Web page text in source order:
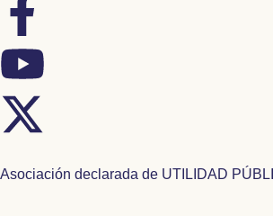
Asociación declarada de UTILIDAD